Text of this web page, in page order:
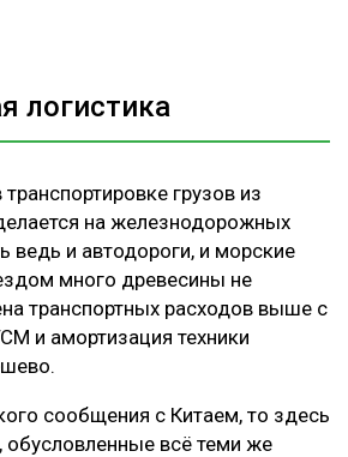
логистика
грузов из
на железнодорожных
ведь и автодороги, и морские
много древесины не
транспортных расходов выше с
и амортизация техники
сообщения с Китаем, то здесь
обусловленные всё теми же